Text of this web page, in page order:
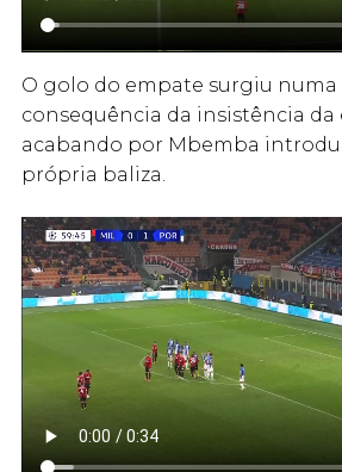
O golo do empate surgiu numa
consequência da insistência
acabando por Mbemba
própria baliza.